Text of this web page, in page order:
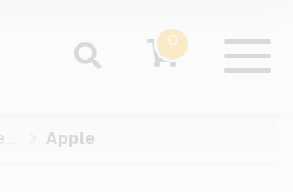
0
Cartoes presente Apple